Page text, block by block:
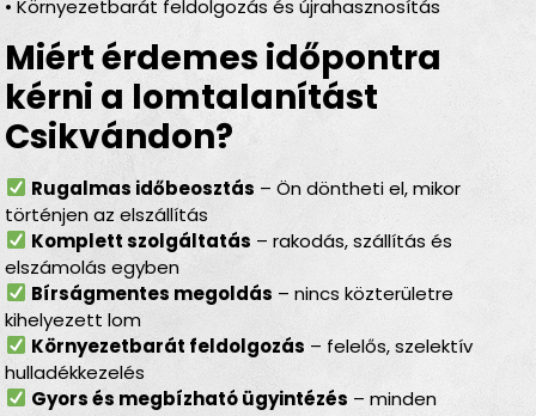
• Környezetbarát feldolgozás és újrahasznosítás
Miért érdemes időpontra
kérni a lomtalanítást
Csikvándon?
Rugalmas időbeosztás – Ön döntheti el, mikor
történjen az elszállítás
Komplett szolgáltatás – rakodás, szállítás és
elszámolás egyben
Bírságmentes megoldás – nincs közterületre
kihelyezett lom
Környezetbarát feldolgozás – felelős, szelektív
hulladékkezelés
Gyors és megbízható ügyintézés – minden